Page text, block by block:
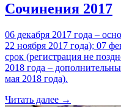
Сочинения 2017
06 декабря 2017 года –
22 ноября 2017 года); 07
срок (регистрация не
2018 года –
мая 2018 года).
Читать далее →